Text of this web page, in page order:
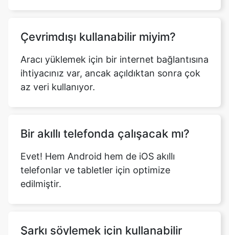
Çevrimdışı kullanabilir miyim?
Aracı yüklemek için bir internet bağlantısına
ihtiyacınız var, ancak açıldıktan sonra çok
az veri kullanıyor.
Bir akıllı telefonda çalışacak mı?
Evet! Hem Android hem de iOS akıllı
telefonlar ve tabletler için optimize
edilmiştir.
Şarkı söylemek için kullanabilir